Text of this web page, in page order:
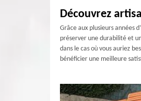
Découvrez
Grâce aux plusieurs années
préserver une durabilité et
dans le cas où vous auriez
bénéficier une meilleure